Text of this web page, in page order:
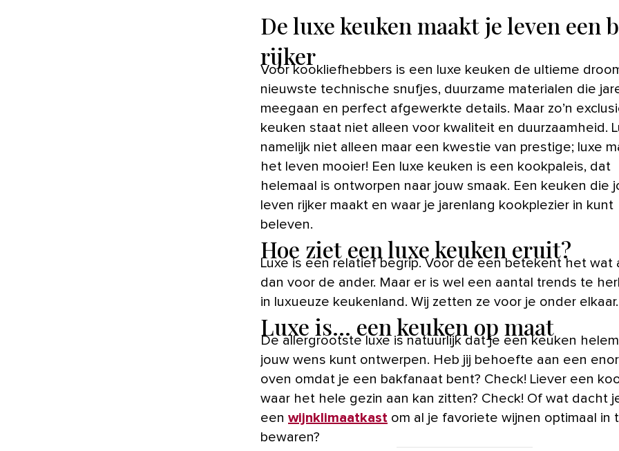
De luxe keuken maakt je leven een
rijker
Voor kookliefhebbers is een luxe keuken de ultieme droom. De
nieuwste technische snufjes, duurzame materialen die
meegaan en perfect afgewerkte details. Maar zo’n
keuken staat niet alleen voor kwaliteit en duurzaamheid.
namelijk niet alleen maar een kwestie van prestige; luxe
het leven mooier! Een luxe keuken is een kookpaleis, dat
helemaal is ontworpen naar jouw smaak. Een keuken die
leven rijker maakt en waar je jarenlang kookplezier in kunt
beleven.
Hoe ziet een luxe keuken eruit?
Luxe is een relatief begrip. Voor de een betekent het wat
dan voor de ander. Maar er is wel een aantal trends te
in luxueuze keukenland. Wij zetten ze voor je onder elkaar.
Luxe is… een keuken op maat
De allergrootste luxe is natuurlijk dat je een keuken
jouw wens kunt ontwerpen. Heb jij behoefte aan een
oven omdat je een bakfanaat bent? Check! Liever een
waar het hele gezin aan kan zitten? Check! Of wat dacht
een wijnklimaatkast om al je favoriete wijnen optimaal in
bewaren?